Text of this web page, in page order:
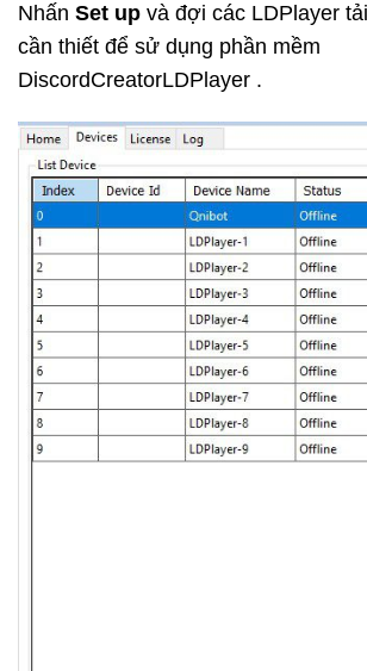
Nhấn Set up và đợi các LDPlayer
cần thiết để sử dụng phần mềm
DiscordCreatorLDPlayer .